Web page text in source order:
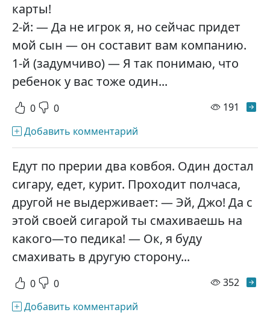
карты!
2-й: — Да не игрок я, но сейчас придет
мой сын — он составит вам компанию.
1-й (задумчиво) — Я так понимаю, что
ребенок у вас тоже один...
0 0 191
Добавить комментарий
Едут по прерии два ковбоя. Один достал
сигару, едет, курит. Проходит полчаса,
другой не выдерживает: — Эй, Джо! Да с
этой своей сигарой ты смахиваешь на
какого—то педика! — Ок, я буду
смахивать в другую сторону...
0 0 352
Добавить комментарий